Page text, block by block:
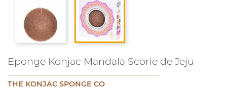
Eponge Konjac Mandala Scorie de Jeju
THE KONJAC SPONGE CO